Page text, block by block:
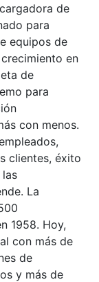
de
para
equipos de
en
de
para
con menos.
clientes, éxito
La
1958. Hoy,
con más de
de
y más de